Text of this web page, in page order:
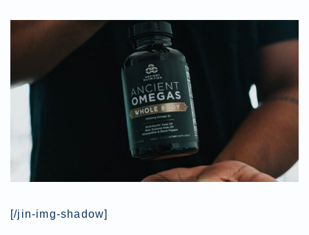
[/jin-img-shadow]